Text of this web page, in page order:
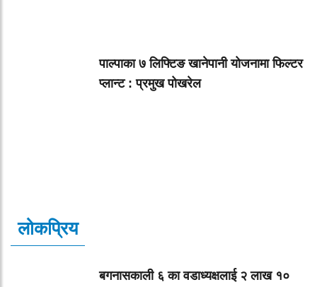
पाल्पाका ७ लिफ्टिङ खानेपानी योजनामा फिल्टर
प्लान्ट : प्रमुख पोखरेल
लोकप्रिय
बगनासकाली ६ का वडाध्यक्षलाई २ लाख १०